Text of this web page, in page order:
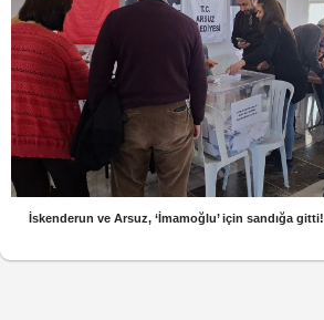
İskenderun ve Arsuz, ‘İmamoğlu’ için sandığa gitti!